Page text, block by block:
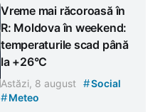
Vreme mai răcoroasă în
R: Moldova în weekend:
temperaturile scad până
la +26°C
Astăzi, 8 august #Social
#Meteo